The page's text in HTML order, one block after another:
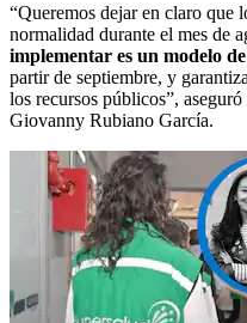
“Queremos dejar en claro que
normalidad durante el mes de
implementar es un modelo
partir de septiembre, y
los recursos públicos”,
Giovanny Rubiano García.